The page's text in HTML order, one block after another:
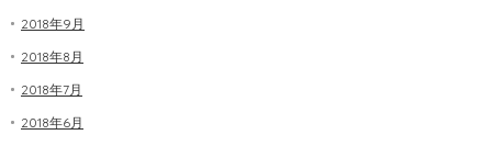
2018年9月
2018年8月
2018年7月
2018年6月